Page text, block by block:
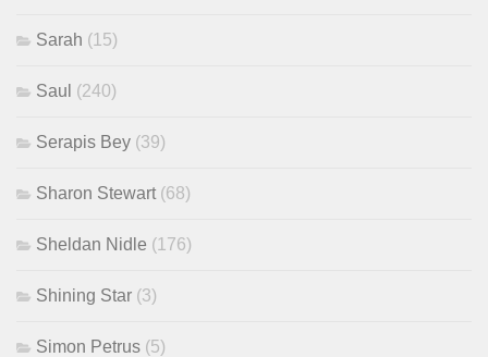
Sarah (15)
Saul (240)
Serapis Bey (39)
Sharon Stewart (68)
Sheldan Nidle (176)
Shining Star (3)
Simon Petrus (5)